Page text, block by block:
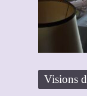
Visions